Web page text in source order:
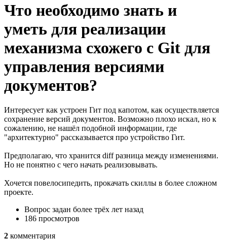
Что необходимо знать и
уметь для реализации
механизма схожего с Git для
управления версиями
документов?
Интересует как устроен Гит под капотом, как осуществляется
сохранение версий документов. Возможно плохо искал, но к
сожалению, не нашёл подобной информации, где
"архитектурно" рассказывается про устройство Гит.
Предполагаю, что хранится diff разница между изменениями.
Но не понятно с чего начать реализовывать.
Хочется повелосипедить, прокачать скиллы в более сложном
проекте.
Вопрос задан более трёх лет назад
186 просмотров
2 комментария